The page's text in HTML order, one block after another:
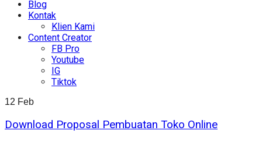
Blog
Kontak
Klien Kami
Content Creator
FB Pro
Youtube
IG
Tiktok
12 Feb
Download Proposal Pembuatan Toko Online